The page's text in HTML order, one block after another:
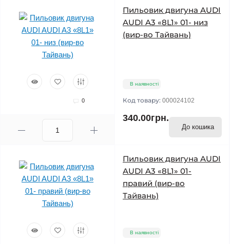
0
Пильовик двигуна AUDI
AUDI A3 «8L1» 01- низ
(вир-во Тайвань)
В наявності
Код товару: 000024102
340.00грн.
До кошика
Пильовик двигуна AUDI
AUDI A3 «8L1» 01-
правий (вир-во
Тайвань)
В наявності